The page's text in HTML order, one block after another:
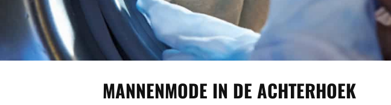
MANNENMODE IN DE ACHTERHOEK